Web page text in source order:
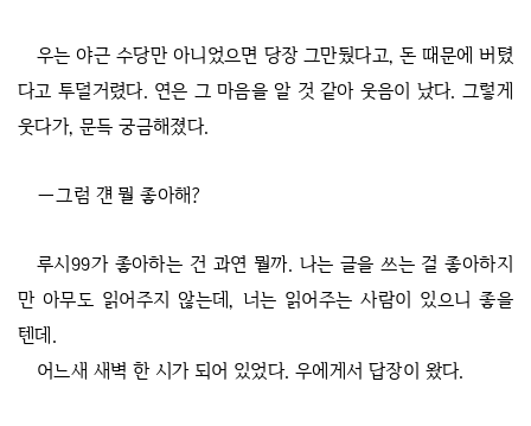
우는 야근 수당만 아니었으면 당장 그만뒀다고, 돈 때문에 버텼
다고 투덜거렸다. 연은 그 마음을 알 것 같아 웃음이 났다. 그렇게
웃다가, 문득 궁금해졌다.
―그럼 걘 뭘 좋아해?
루시99가 좋아하는 건 과연 뭘까. 나는 글을 쓰는 걸 좋아하지
만 아무도 읽어주지 않는데, 너는 읽어주는 사람이 있으니 좋을
텐데.
어느새 새벽 한 시가 되어 있었다. 우에게서 답장이 왔다.